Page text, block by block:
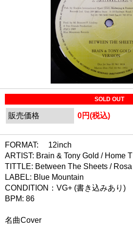
SOLD OUT
販売価格 0円(税込)
FORMAT: 12inch
ARTIST: Brain & Tony Gold / Home T
TITTLE: Between The Sheets / Rosa
LABEL: Blue Mountain
CONDITION：VG+ (書き込みあり)
BPM: 86
名曲Cover